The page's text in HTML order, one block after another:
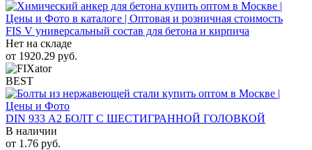
FIS V универсальный состав для бетона и кирпича
Нет на складе
от 1920.29 руб.
BEST
DIN 933 А2 БОЛТ С ШЕСТИГРАННОЙ ГОЛОВКОЙ
В наличии
от 1.76 руб.